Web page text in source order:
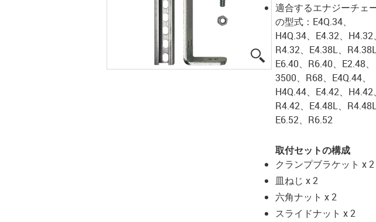
igus-icon-lupe
適合するエナジーチェ
の型式：E4Q.34、
H4Q.34、E4.32、H4.32、
R4.32、E4.38L、R4.38L
E6.40、R6.40、E2.48、
3500、R68、E4Q.44、
H4Q.44、E4.42、H4.42、
R4.42、E4.48L、R4.48L
E6.52、R6.52
取付セットの構成
クランプブラケット x 2
皿ねじ x 2
六角ナット x 2
スライドナット x 2